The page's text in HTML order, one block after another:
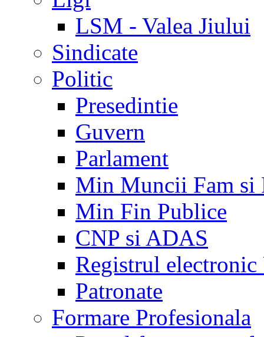
LSM - Valea Jiului
Sindicate
Politic
Presedintie
Guvern
Parlament
Min Muncii Fam si
Min Fin Publice
CNP si ADAS
Registrul electronic
Patronate
Formare Profesionala